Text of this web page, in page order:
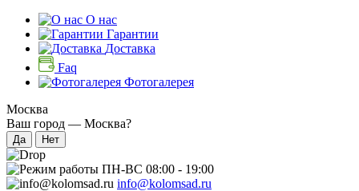
О нас
Гарантии
Доставка
Faq
Фотогалерея
Москва
Ваш город — Москва?
ПН-ВС 08:00 - 19:00
info@kolomsad.ru